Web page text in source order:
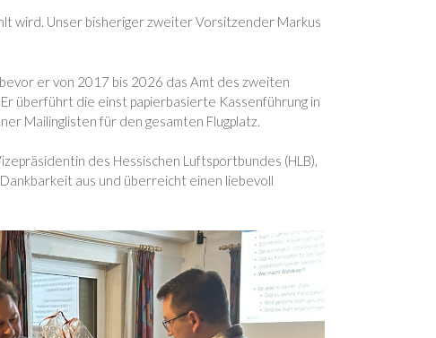
wird. Unser bisheriger zweiter Vorsitzender Markus
er von 2017 bis 2026 das Amt des zweiten
überführt die einst papierbasierte Kassenführung in
Mailinglisten für den gesamten Flugplatz.
des Hessischen Luftsportbundes (HLB),
aus und überreicht einen liebevoll